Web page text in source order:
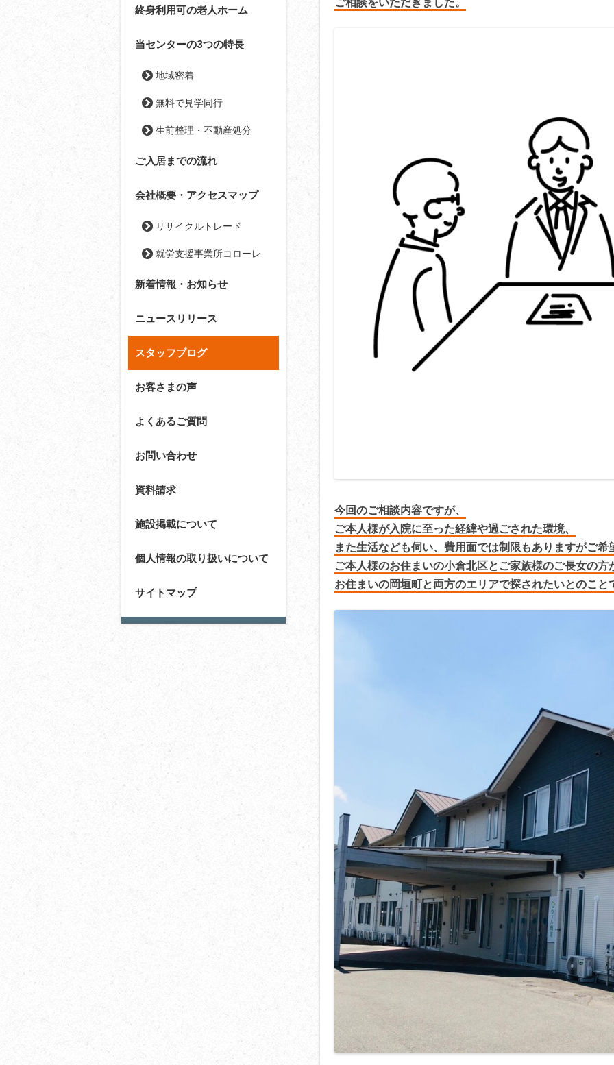
終身利用可の老人ホーム
当センターの3つの特長
地域密着
無料で見学同行
生前整理・不動産処分
ご入居までの流れ
会社概要・アクセスマップ
リサイクルトレード
就労支援事業所コローレ
新着情報・お知らせ
ニュースリリース
スタッフブログ
お客さまの声
よくあるご質問
お問い合わせ
資料請求
施設掲載について
個人情報の取り扱いについて
サイトマップ
今回のご相談内容ですが、
ご本人様が入院に至った経緯や過ごされた環境、
また生活なども伺い、費用面では制限もありますがご希
ご本人様のお住まいの小倉北区とご家族様のご長女の方
お住まいの岡垣町と両方のエリアで探されたいとのこと